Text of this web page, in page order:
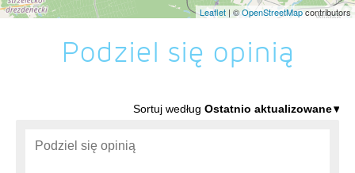
Leaflet | ©OpenStreetMapcontributors
Podziel się opinią